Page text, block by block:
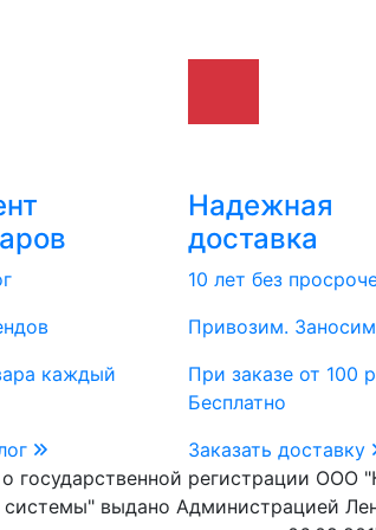
каждый
Надежная
доставка
10 лет без
Привозим.
При заказе от 100
Бесплатно
Заказать доставку
государственной регистрации ООО
выдано Администрацией